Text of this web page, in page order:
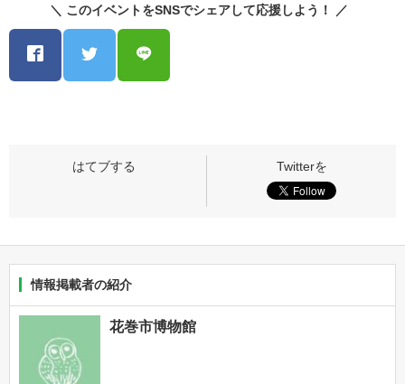
＼ このイベントをSNSでシェアして応援しよう！ ／
情報掲載者の紹介
花巻市博物館